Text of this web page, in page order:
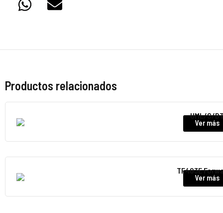
Productos relacionados
UML/S/
Ver más
TF403E
Ver más